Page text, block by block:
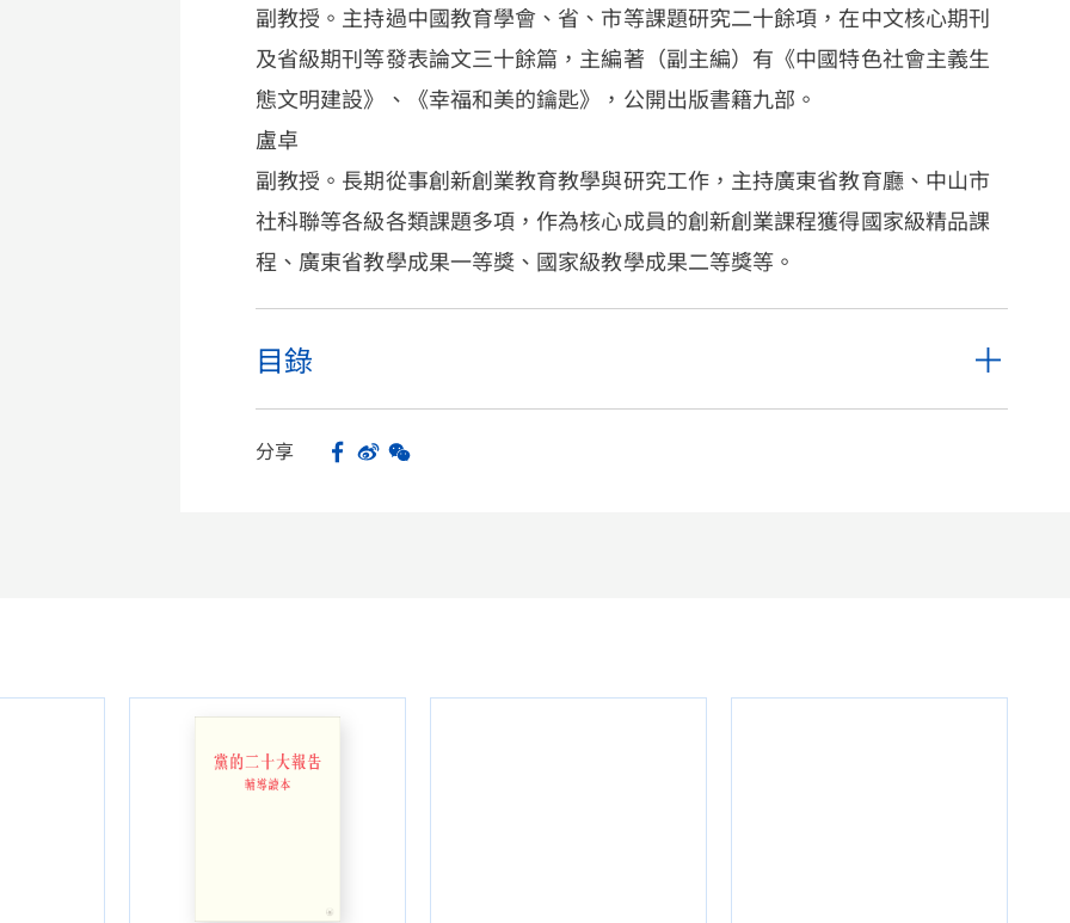
副教授。主持過中國教育學會、省、市等課題研究二十餘項，在中文核心期刊
及省級期刊等發表論文三十餘篇，主編著（副主編）有《中國特色社會主義生
態文明建設》、《幸福和美的鑰匙》，公開出版書籍九部。
盧卓
副教授。長期從事創新創業教育教學與研究工作，主持廣東省教育廳、中山市
社科聯等各級各類課題多項，作為核心成員的創新創業課程獲得國家級精品課
程、廣東省教學成果一等獎、國家級教學成果二等獎等。
目錄
分享 Facebook
Sina Weibo
WeChat